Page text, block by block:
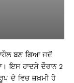
ਬਣ ਗਿਆ ਜਦੋਂ
ਇਸ ਹਾਦਸੇ ਦੌਰਾਨ 2
ਦੇ ਵਿਚ ਜ਼ਖ਼ਮੀ ਹੋ